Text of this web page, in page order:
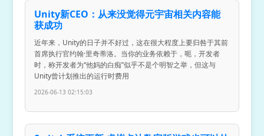
Unity新CEO：从来没觉得元宇宙相关内容能
获成功
近年来，Unity的日子并不好过，这在很大程度上要归咎于其前
首席执行官约翰·里奇蒂洛。当你的业务依赖于，呃，开发者
时，称开发者为“他妈的白痴”似乎不是个明智之举，但这与
Unity曾计划推出的运行时费用
2026-06-13 02:15:03